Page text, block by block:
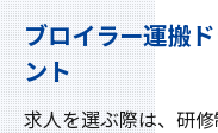
ブロイラー運搬
ント
求人を選ぶ際は、研